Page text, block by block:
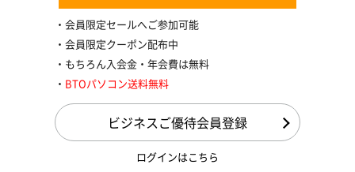
会員限定セールへご参加可能
会員限定クーポン配布中
もちろん入会金・年会費は無料
BTOパソコン送料無料
ビジネスご優待会員登録
ログインはこちら